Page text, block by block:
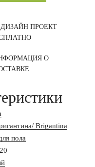
ДИЗАЙН ПРОЕКТ
О
Brigantina
пола